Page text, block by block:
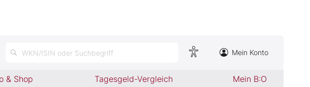
WKN/ISIN oder Suchbegriff Mein Konto
& Shop Tagesgeld-Vergleich Mein B:O